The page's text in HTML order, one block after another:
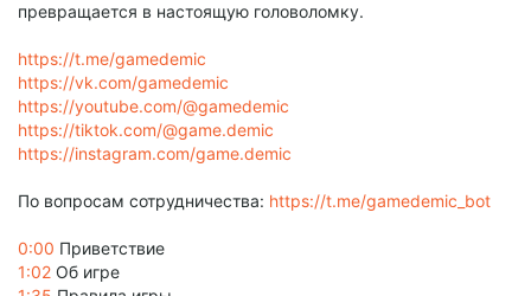
превращается в настоящую головоломку.
https://t.me/gamedemic
https://vk.com/gamedemic
https://youtube.com/@gamedemic
https://tiktok.com/@game.demic
https://instagram.com/game.demic
По вопросам сотрудничества: https://t.me/gamedemic_bot
0:00 Приветствие
1:02 Об игре